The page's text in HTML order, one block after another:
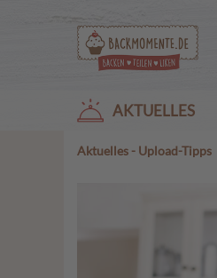
AKTUELLES
Aktuelles - Upload-Tipps